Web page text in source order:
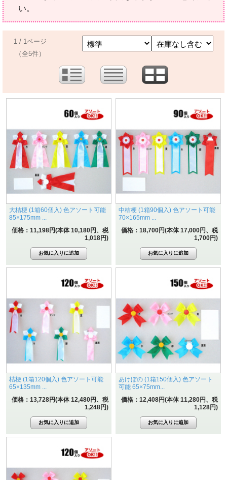
い。
1 / 1ページ
（全5件）
大桔梗 (1箱60個入) 色アソート可能
85×175mm ...
価格：11,198円(本体 10,180円、税
1,018円)
中桔梗 (1箱90個入) 色アソート可能
70×165mm ...
価格：18,700円(本体 17,000円、税
1,700円)
桔梗 (1箱120個入) 色アソート可能
65×135mm ...
価格：13,728円(本体 12,480円、税
1,248円)
あけぼの (1箱150個入) 色アソート
可能 65×75mm...
価格：12,408円(本体 11,280円、税
1,128円)